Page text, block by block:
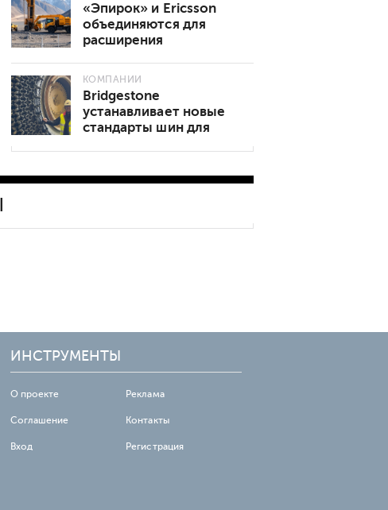
«Эпирок» и Ericsson
объединяются для
расширения
подключения 5G в
горнодобывающей
промышленности
КОМПАНИИ
Bridgestone
устанавливает новые
стандарты шин для
ИНСТРУМЕНТЫ
О проекте Реклама
Соглашение Контакты
Вход Регистрация